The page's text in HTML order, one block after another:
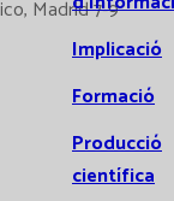
Implicació
Formació
Producció
científica
Madrid 7-9